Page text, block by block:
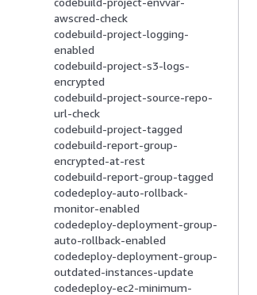
awscred-check
codebuild-project-logging-
enabled
codebuild-project-s3-logs-
encrypted
codebuild-project-source-repo-
url-check
codebuild-project-tagged
codebuild-report-group-
encrypted-at-rest
codebuild-report-group-tagged
codedeploy-auto-rollback-
monitor-enabled
codedeploy-deployment-group-
auto-rollback-enabled
codedeploy-deployment-group-
outdated-instances-update
codedeploy-ec2-minimum-